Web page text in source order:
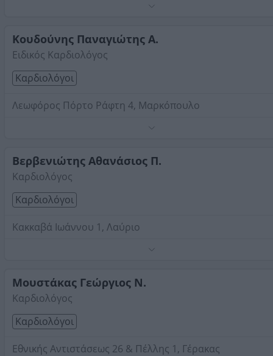
Κουδούνης Παναγιώτης Α.
Ειδικός Καρδιολόγος
Καρδιολόγοι
Λεωφόρος Πόρτο Ράφτη 4, Μαρκόπουλο
Βερβενιώτης Αθανάσιος Π.
Καρδιολόγος
Καρδιολόγοι
Κακκαβά Ιωάννου 1, Λαύριο
Στοιχεία αναζήτησης: Καρδιολόγοι , Ανατολική Αττική
Μουστάκας Γεώργιος Ν.
Καρδιολόγος
Καρδιολόγοι
Εθνικής Αντιστάσεως 26 & Πέλλης 1, Γέρακας